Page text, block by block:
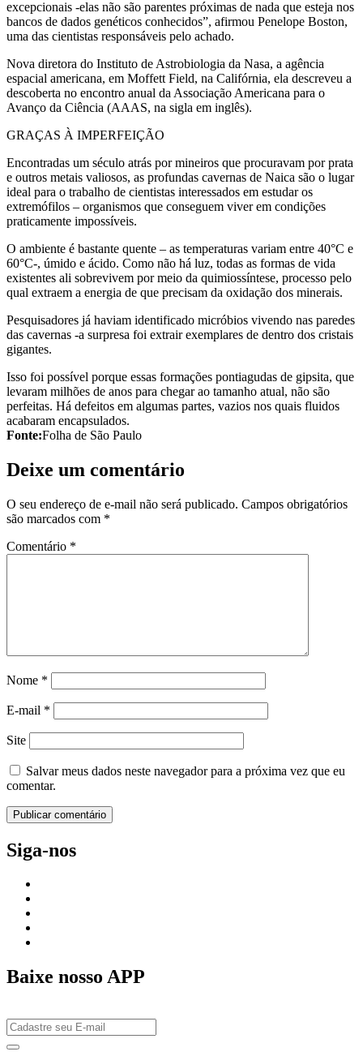
excepcionais -elas não são parentes próximas de nada que esteja nos
bancos de dados genéticos conhecidos”, afirmou Penelope Boston,
uma das cientistas responsáveis pelo achado.
Nova diretora do Instituto de Astrobiologia da Nasa, a agência
espacial americana, em Moffett Field, na Califórnia, ela descreveu a
descoberta no encontro anual da Associação Americana para o
Avanço da Ciência (AAAS, na sigla em inglês).
GRAÇAS À IMPERFEIÇÃO
Encontradas um século atrás por mineiros que procuravam por prata
e outros metais valiosos, as profundas cavernas de Naica são o lugar
ideal para o trabalho de cientistas interessados em estudar os
extremófilos – organismos que conseguem viver em condições
praticamente impossíveis.
O ambiente é bastante quente – as temperaturas variam entre 40°C e
60°C-, úmido e ácido. Como não há luz, todas as formas de vida
existentes ali sobrevivem por meio da quimiossíntese, processo pelo
qual extraem a energia de que precisam da oxidação dos minerais.
Pesquisadores já haviam identificado micróbios vivendo nas paredes
das cavernas -a surpresa foi extrair exemplares de dentro dos cristais
gigantes.
Isso foi possível porque essas formações pontiagudas de gipsita, que
levaram milhões de anos para chegar ao tamanho atual, não são
perfeitas. Há defeitos em algumas partes, vazios nos quais fluidos
acabaram encapsulados.
Fonte:Folha de São Paulo
Deixe um comentário
O seu endereço de e-mail não será publicado. Campos obrigatórios
são marcados com *
Comentário *
Nome *
E-mail *
Site
Salvar meus dados neste navegador para a próxima vez que eu
comentar.
Siga-nos
Baixe nosso APP